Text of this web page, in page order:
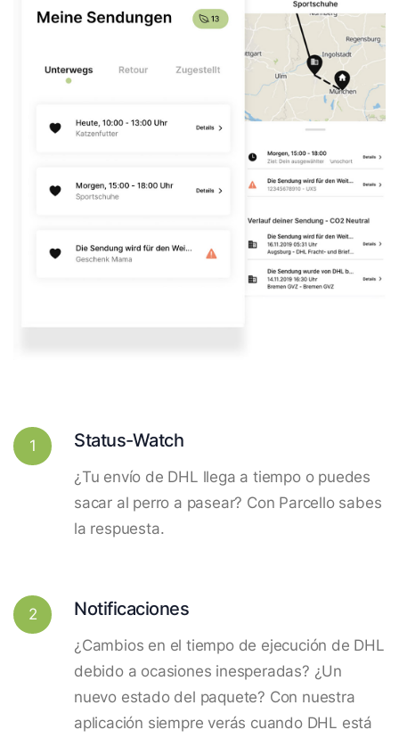
1 Status-Watch
¿Tu envío de DHL llega a tiempo o puedes
sacar al perro a pasear? Con Parcello sabes
la respuesta.
2 Notificaciones
¿Cambios en el tiempo de ejecución de DHL
debido a ocasiones inesperadas? ¿Un
nuevo estado del paquete? Con nuestra
aplicación siempre verás cuando DHL está